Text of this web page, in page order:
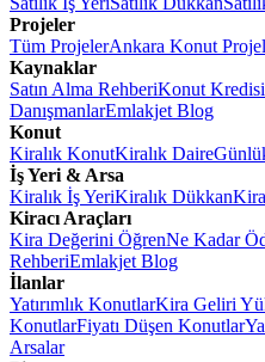
Projeler
Tüm ProjelerAnkara Konut
Kaynaklar
Satın Alma RehberiKonut
DanışmanlarEmlakjet Blog
Konut
Kiralık KonutKiralık Daire
İş Yeri & Arsa
Kiralık İş YeriKiralık Dükkan
Kiracı Araçları
Kira Değerini ÖğrenNe Kadar
RehberiEmlakjet Blog
İlanlar
Yatırımlık KonutlarKira Geliri
KonutlarFiyatı Düşen Konutlar
Arsalar